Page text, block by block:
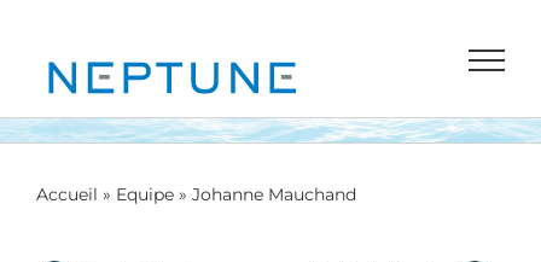
contenu
Accueil » Equipe» Johanne Mauchand